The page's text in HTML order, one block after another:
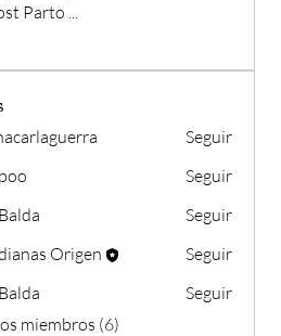
Parto ...
Seguir
Seguir
Seguir
Origen
Seguir
Seguir
miembros (6)